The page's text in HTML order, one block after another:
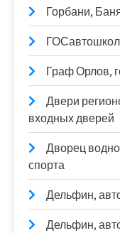
Горбани,
Граф Орлов,
Двери
входных дверей
Дворец
спорта
Дельфин,
Дельфин,